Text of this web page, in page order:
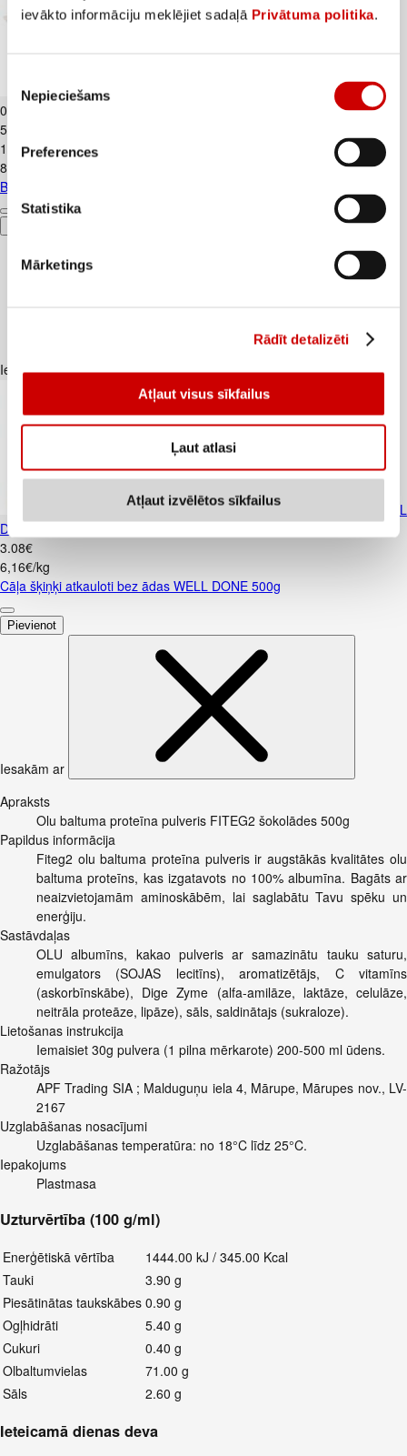
ievākto informāciju meklējiet sadaļā Privātuma politika.
izvēle
Nepieciešams
Preferences
Statistika
Mārketings
Rādīt detalizēti
Atļaut visus sīkfailus
Ļaut atlasi
Atļaut izvēlētos sīkfailus
Biezpiens 9% VALMIERA 180g
0
5,5€/kg
1
59€
8,83€/kg
Biezpiens 9% VALMIERA 180g
Iesakām ar
Cāļa šķiņķi atkauloti bez ādas WELL
DONE 500g
3.08€
6,16€/kg
Cāļa šķiņķi atkauloti bez ādas WELL DONE 500g
Pievienot
Iesakām ar
Apraksts
Olu baltuma proteīna pulveris FITEG2 šokolādes 500g
Papildus informācija
Fiteg2 olu baltuma proteīna pulveris ir augstākās kvalitātes olu
baltuma proteīns, kas izgatavots no 100% albumīna. Bagāts ar
neaizvietojamām aminoskābēm, lai saglabātu Tavu spēku un
enerģiju.
Sastāvdaļas
OLU albumīns, kakao pulveris ar samazinātu tauku saturu,
emulgators (SOJAS lecitīns), aromatizētājs, C vitamīns
(askorbīnskābe), Dige Zyme (alfa-amilāze, laktāze, celulāze,
neitrāla proteāze, lipāze), sāls, saldinātajs (sukraloze).
Lietošanas instrukcija
Iemaisiet 30g pulvera (1 pilna mērkarote) 200-500 ml ūdens.
Ražotājs
APF Trading SIA ; Malduguņu iela 4, Mārupe, Mārupes nov., LV-
2167
Uzglabāšanas nosacījumi
Uzglabāšanas temperatūra: no 18°C līdz 25°C.
Iepakojums
Plastmasa
Uzturvērtība (100 g/ml)
Enerģētiskā vērtība
1444.00 kJ / 345.00 Kcal
Tauki
3.90 g
Piesātinātas taukskābes 0.90 g
Ogļhidrāti
5.40 g
Cukuri
0.40 g
Olbaltumvielas
71.00 g
Sāls
2.60 g
Ieteicamā dienas deva